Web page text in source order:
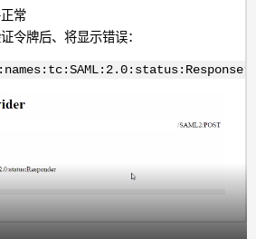
常
令牌后、将显示错误：